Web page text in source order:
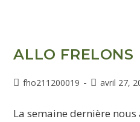
ALLO FRELONS
fho211200019 avril 27,
La semaine dernière